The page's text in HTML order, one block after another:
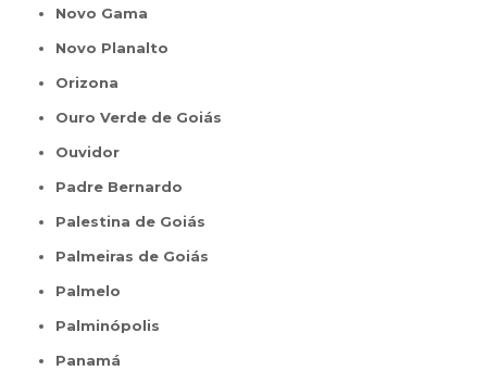
Novo Gama
Novo Planalto
Orizona
Ouro Verde de Goiás
Ouvidor
Padre Bernardo
Palestina de Goiás
Palmeiras de Goiás
Palmelo
Palminópolis
Panamá